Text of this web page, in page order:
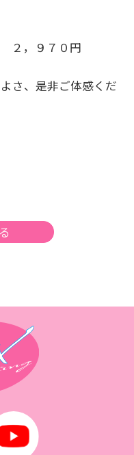
，９７０円
、是非ご体感くだ